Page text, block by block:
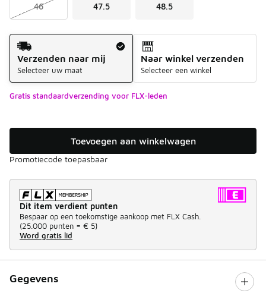
46 47.5 48.5
Verzendmethode
Verzenden naar mij
Selecteer uw maat
Naar winkel verzenden
Selecteer een winkel
Gratis standaardverzending voor FLX-leden
Toevoegen aan winkelwagen
Promotiecode toepasbaar
Dit item verdient punten
Bespaar op een toekomstige aankoop met FLX Cash.
(25.000 punten = € 5)
Word gratis lid
Gegevens